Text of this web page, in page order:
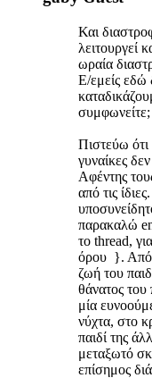
Και
λειτουργεί
ωραία
Ε/εμείς εδώ
συμφωνείτε;
Πιστεύω ότι
γυναίκες
Αφέντης
από τις
παρακαλώ
το thread,
όρου }. Από
ζωή του
θάνατος του
μία
νύχτα, στο
παιδί της
μεταξωτό
επίσημος